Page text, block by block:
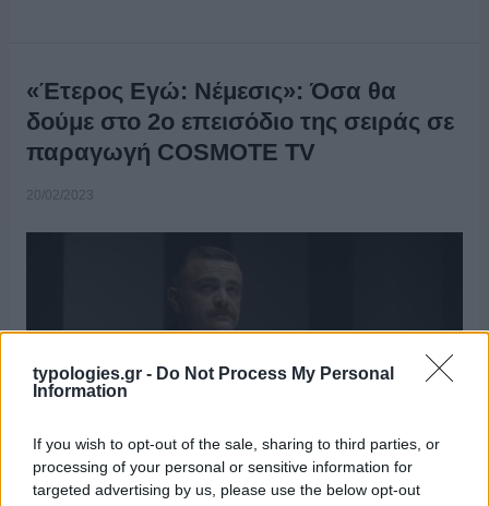
typologies.gr - Do Not Process My Personal
Information
If you wish to opt-out of the sale, sharing to third parties, or
processing of your personal or sensitive information for
targeted advertising by us, please use the below opt-out
«Έτερος Εγώ: Νέμεσις»: Όσα θα
δούμε στο 2ο επεισόδιο της σειράς σε
παραγωγή COSMOTE TV
20/02/2023
ΔΕΛΤΙΟ ΤΥΠΟΥ Το «Έτερος Εγώ: Νέμεσις»